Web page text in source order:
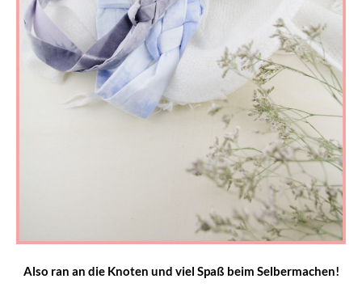
Also ran an die Knoten und viel Spaß beim Selbermachen!